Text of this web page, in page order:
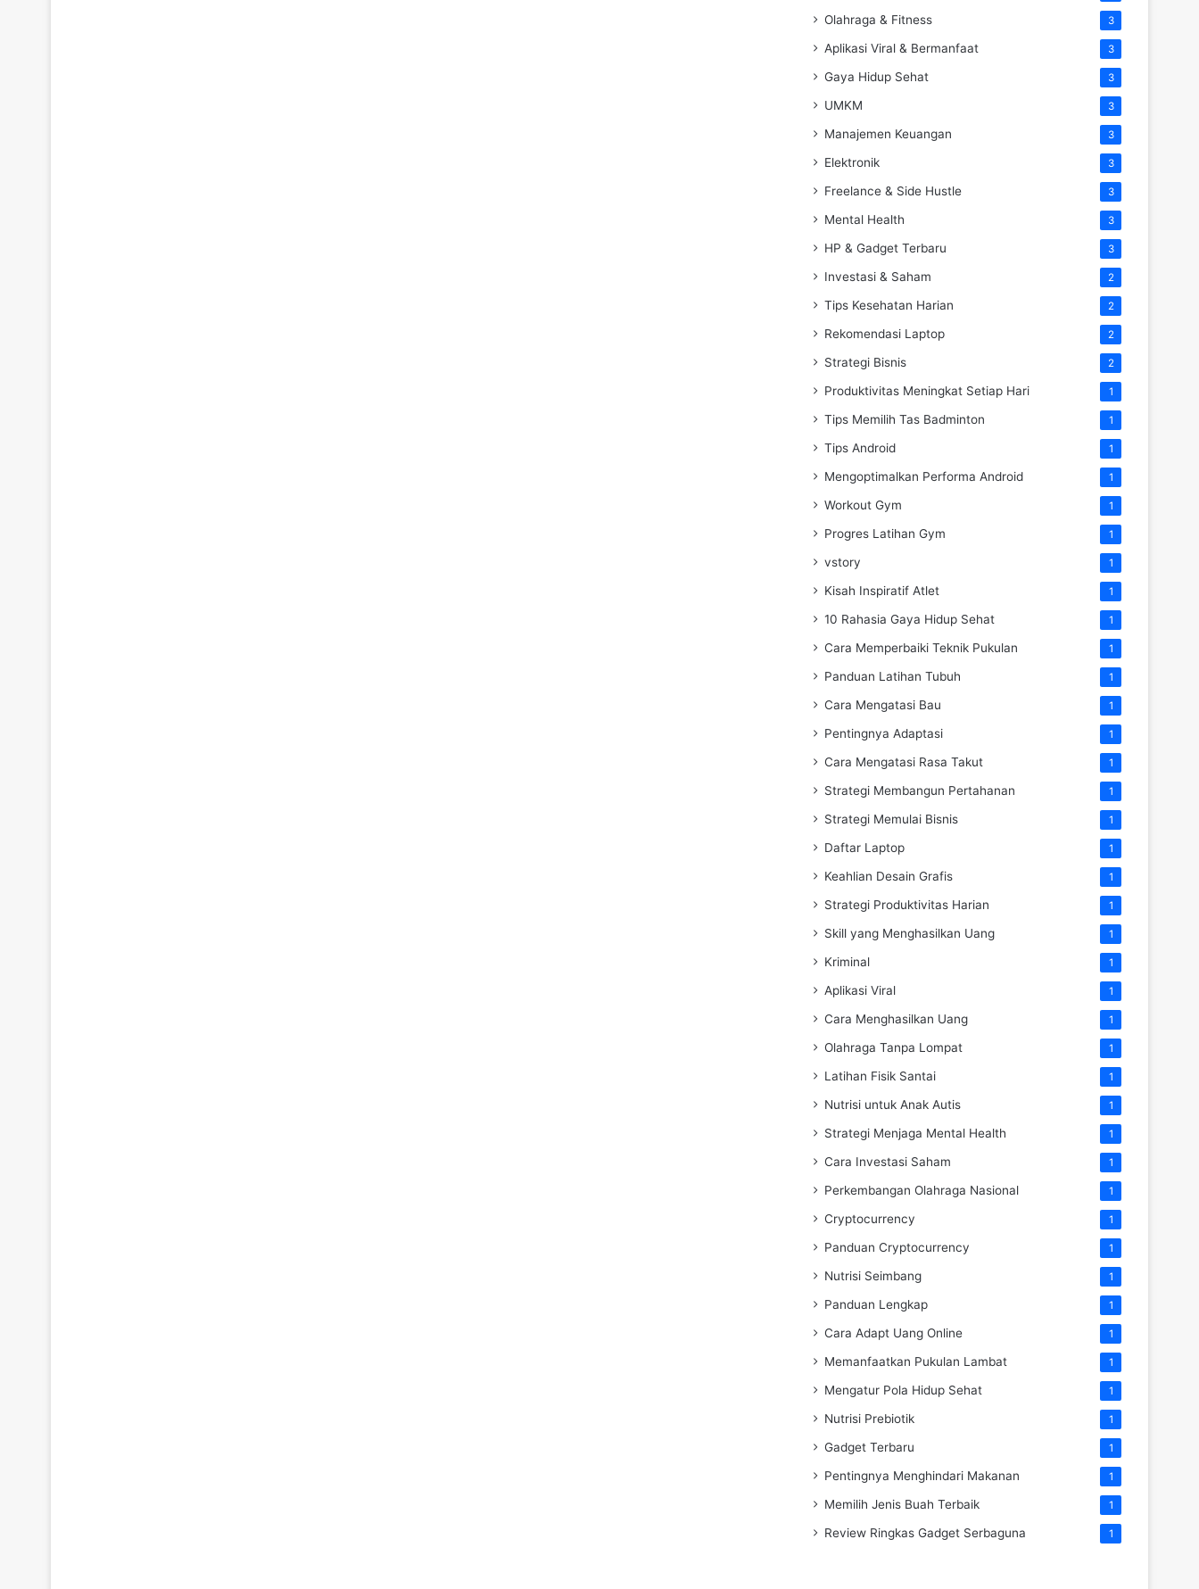
Olahraga & Fitness 3
Aplikasi Viral & Bermanfaat 3
Gaya Hidup Sehat 3
UMKM 3
Manajemen Keuangan 3
Elektronik 3
Freelance & Side Hustle 3
Mental Health 3
HP & Gadget Terbaru 3
Investasi & Saham 2
Tips Kesehatan Harian 2
Rekomendasi Laptop 2
Strategi Bisnis 2
Produktivitas Meningkat Setiap Hari 1
Tips Memilih Tas Badminton 1
Tips Android 1
Mengoptimalkan Performa Android 1
Workout Gym 1
Progres Latihan Gym 1
vstory 1
Kisah Inspiratif Atlet 1
10 Rahasia Gaya Hidup Sehat 1
Cara Memperbaiki Teknik Pukulan 1
Panduan Latihan Tubuh 1
Cara Mengatasi Bau 1
Pentingnya Adaptasi 1
Cara Mengatasi Rasa Takut 1
Strategi Membangun Pertahanan 1
Strategi Memulai Bisnis 1
Daftar Laptop 1
Keahlian Desain Grafis 1
Strategi Produktivitas Harian 1
Skill yang Menghasilkan Uang 1
Kriminal 1
Aplikasi Viral 1
Cara Menghasilkan Uang 1
Olahraga Tanpa Lompat 1
Latihan Fisik Santai 1
Nutrisi untuk Anak Autis 1
Strategi Menjaga Mental Health 1
Cara Investasi Saham 1
Perkembangan Olahraga Nasional 1
Cryptocurrency 1
Panduan Cryptocurrency 1
Nutrisi Seimbang 1
Panduan Lengkap 1
Cara Adapt Uang Online 1
Memanfaatkan Pukulan Lambat 1
Mengatur Pola Hidup Sehat 1
Nutrisi Prebiotik 1
Gadget Terbaru 1
Pentingnya Menghindari Makanan 1
Memilih Jenis Buah Terbaik 1
Review Ringkas Gadget Serbaguna 1